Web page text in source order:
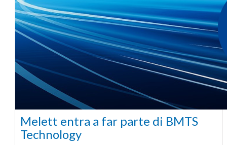
Melett entra a far parte di BMTS
Technology